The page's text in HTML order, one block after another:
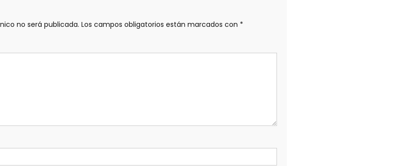
no será publicada. Los campos obligatorios están marcados con *